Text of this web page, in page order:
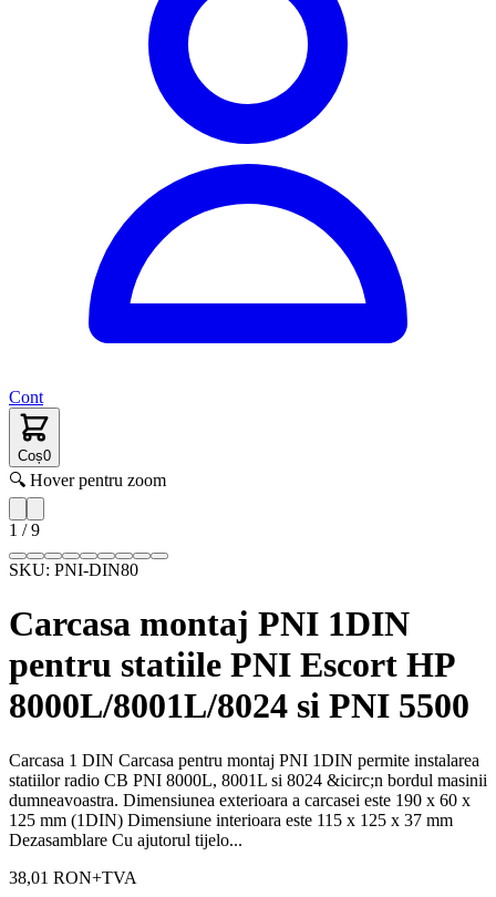
Cont
Coș0
🔍 Hover pentru zoom
1 /9
SKU: PNI-DIN80
Carcasa montaj PNI 1DIN
pentru statiile PNI Escort HP
8000L/8001L/8024 si PNI 5500
Carcasa 1 DIN Carcasa pentru montaj PNI 1DIN permite instalarea
statiilor radio CB PNI 8000L, 8001L si 8024 &icirc;n bordul masinii
dumneavoastra. Dimensiunea exterioara a carcasei este 190 x 60 x
125 mm (1DIN) Dimensiune interioara este 115 x 125 x 37 mm
Dezasamblare Cu ajutorul tijelo...
38,01 RON+TVA